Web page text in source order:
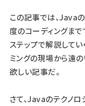
この記事では、Java
度のコーディングまで
ステップで解説してい
ミングの現場から遠
欲しい記事だ。
さて、Javaのテクノ